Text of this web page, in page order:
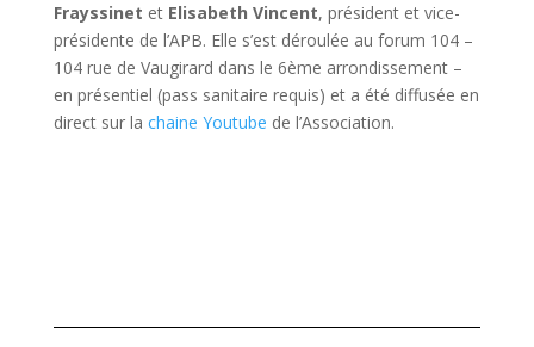
Frayssinet et Elisabeth Vincent, président et vice-
présidente de l’APB. Elle s’est déroulée au forum 104 –
104 rue de Vaugirard dans le 6ème arrondissement –
en présentiel (pass sanitaire requis) et a été diffusée en
direct sur la chaine Youtube de l’Association.